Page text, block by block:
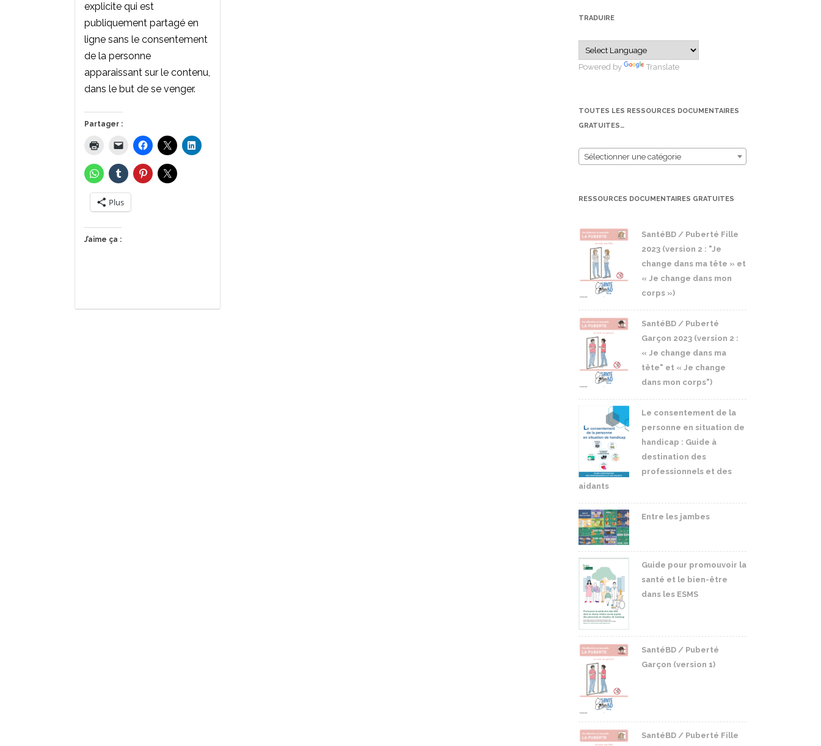
explicite qui est
publiquement partagé en
ligne sans le consentement
de la personne
apparaissant sur le contenu,
dans le but de se venger.
Partager :
Plus
J’aime ça :
TRADUIRE
Powered by Translate
TOUTES LES RESSOURCES DOCUMENTAIRES
GRATUITES…
Sélectionner une catégorie
RESSOURCES DOCUMENTAIRES GRATUITES
SantéBD / Puberté Fille
2023 (version 2 : "Je
change dans ma tête » et
« Je change dans mon
corps »)
SantéBD / Puberté
Garçon 2023 (version 2 :
« Je change dans ma
tête" et « Je change
dans mon corps")
Le consentement de la
personne en situation de
handicap : Guide à
destination des
professionnels et des
aidants
Entre les jambes
Guide pour promouvoir la
santé et le bien-être
dans les ESMS
SantéBD / Puberté
Garçon (version 1)
SantéBD / Puberté Fille